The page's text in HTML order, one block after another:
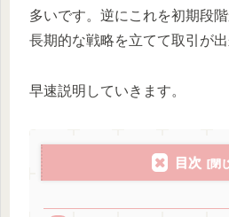
多いです。逆にこれを初期段
長期的な戦略を立てて取引が出
早速説明していきます。
目次